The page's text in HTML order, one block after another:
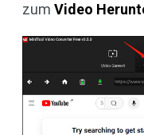
zum Video